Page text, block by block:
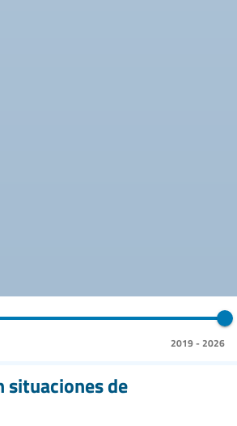
2019-2026
situaciones de